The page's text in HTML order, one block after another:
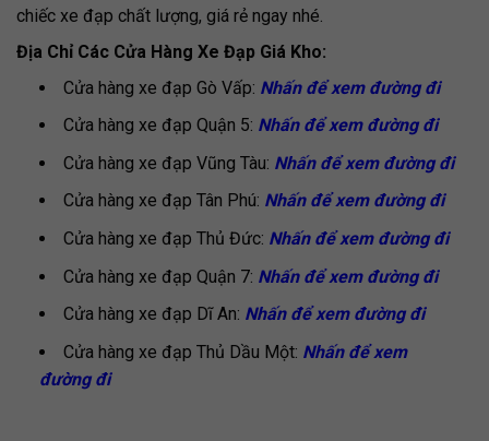
chiếc xe đạp chất lượng, giá rẻ ngay nhé.
Địa Chỉ Các Cửa Hàng Xe Đạp Giá Kho:
Cửa hàng xe đạp Gò Vấp: Nhấn để xem đường đi
Cửa hàng xe đạp Quận 5: Nhấn để xem đường đi
Cửa hàng xe đạp Vũng Tàu: Nhấn để xem đường đi
Cửa hàng xe đạp Tân Phú: Nhấn để xem đường đi
Cửa hàng xe đạp Thủ Đức: Nhấn để xem đường đi
Cửa hàng xe đạp Quận 7: Nhấn để xem đường đi
Cửa hàng xe đạp Dĩ An: Nhấn để xem đường đi
Cửa hàng xe đạp Thủ Dầu Một: Nhấn để xem
đường đi